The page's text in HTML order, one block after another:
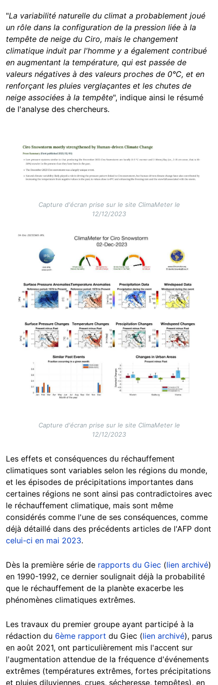
"La variabilité naturelle du climat a probablement joué
un rôle dans la configuration de la pression liée à la
tempête de neige du Ciro, mais le changement
climatique induit par l'homme y a également contribué
en augmentant la température, qui est passée de
valeurs négatives à des valeurs proches de 0°C, et en
renforçant les pluies verglaçantes et les chutes de
neige associées à la tempête", indique ainsi le résumé
de l'analyse des chercheurs.
Image
Capture d'écran prise sur le site ClimaMeter le
12/12/2023
Image
Capture d'écran prise sur le site ClimaMeter le
12/12/2023
Les effets et conséquences du réchauffement
climatiques sont variables selon les régions du monde,
et les épisodes de précipitations importantes dans
certaines régions ne sont ainsi pas contradictoires avec
le réchauffement climatique, mais sont même
considérés comme l'une de ses conséquences, comme
déjà détaillé dans des précédents articles de l'AFP dont
celui-ci en mai 2023.
Dès la première série de rapports du Giec (lien archivé)
en 1990-1992, ce dernier soulignait déjà la probabilité
que le réchauffement de la planète exacerbe les
phénomènes climatiques extrêmes.
Les travaux du premier groupe ayant participé à la
rédaction du 6ème rapport du Giec (lien archivé), parus
en août 2021, ont particulièrement mis l'accent sur
l'augmentation attendue de la fréquence d'événements
extrêmes (températures extrêmes, fortes précipitations
et pluies diluviennes, crues, sécheresse, tempêtes), en